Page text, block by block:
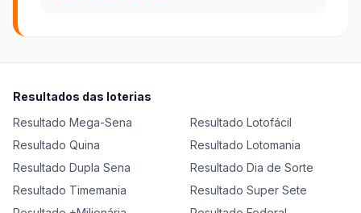
Resultados das loterias
Resultado Mega-Sena Resultado Lotofácil
Resultado Quina Resultado Lotomania
Resultado Dupla Sena Resultado Dia de Sorte
Resultado Timemania Resultado Super Sete